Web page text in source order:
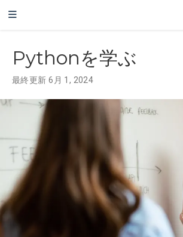
Pythonを学ぶ
最終更新 6月 1, 2024